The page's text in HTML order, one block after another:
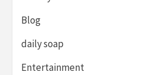
Blog
daily soap
Entertainment